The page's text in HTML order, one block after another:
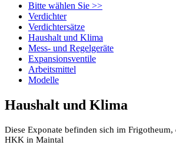
Bitte wählen Sie >>
Verdichter
Verdichtersätze
Haushalt und Klima
Mess- und Regelgeräte
Expansionsventile
Arbeitsmittel
Modelle
Haushalt und Klima
Diese Exponate befinden sich im Frigotheum,
HKK in Maintal